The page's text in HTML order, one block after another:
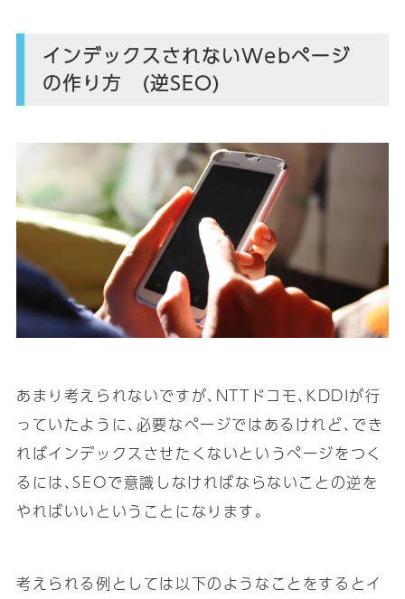
インデックスされないWebページ
の作り方 (逆SEO)
あまり考えられないですが､NTTドコモ､KDDIが行
っていたように､必要なページではあるけれど､でき
ればインデックスさせたくないというページをつく
るには､SEOで意識しなければならないことの逆を
やればいいということになります｡
考えられる例としては以下のようなことをするとイ